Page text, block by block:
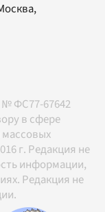
,
ФС77-67642
в сфере
г. Редакция не
информации,
Редакция не